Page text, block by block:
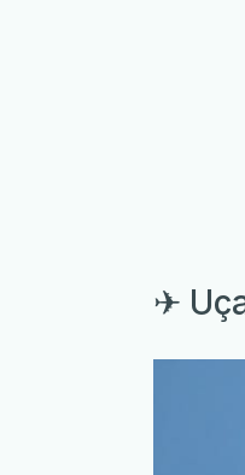
✈